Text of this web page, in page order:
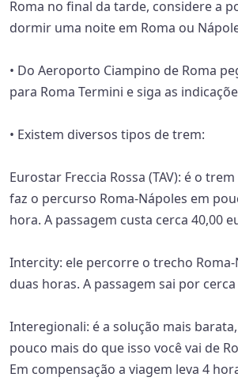
Roma no final da tarde, considere a
dormir uma noite em Roma ou
• Do Aeroporto Ciampino de Roma
para Roma Termini e siga as
• Existem diversos tipos de trem:
Eurostar Freccia Rossa (TAV): é o
faz o percurso Roma-Nápoles em
hora. A passagem custa cerca 40,00
Intercity: ele percorre o trecho Roma-
duas horas. A passagem sai por
Interegionali: é a solução mais
pouco mais do que isso você vai de
Em compensação a viagem leva 4